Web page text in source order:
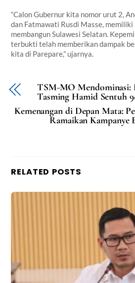
“Calon Gubernur kita nomor urut 2,
dan Fatmawati Rusdi Masse,
membangun Sulawesi Selatan.
terbukti telah memberikan dampak
kita di Parepare,” ujarnya.
TSM-MO Mendominasi:
Tasming Hamid Sentuh
Kemenangan di Depan Mata:
Ramaikan Kampanye
RELATED POSTS